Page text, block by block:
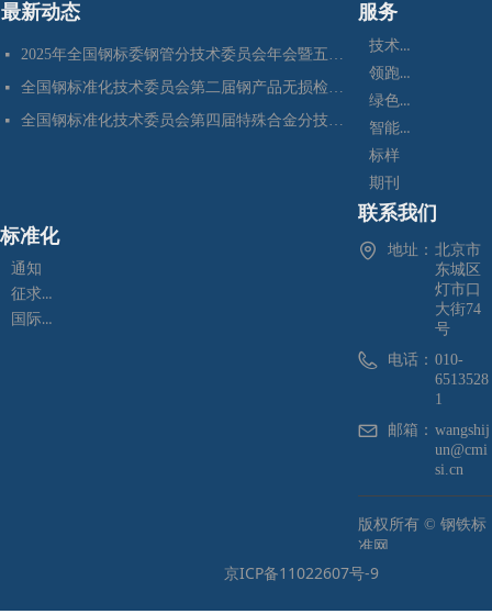
最新动态
넷 2025年全国钢标委钢管分技术委员会年会暨五项国家标准审定会在江苏苏州成功召开
넷 全国钢标准化技术委员会第二届钢产品无损检测分技术委员会换届会暨四项标准审定会在苏州成功召开
넷 全国钢标准化技术委员会第四届特殊合金分技术委员会换届会暨七项标准预审会在昆明顺利召开
服务
技术咨询
领跑者
绿色制造
智能制造
标样
期刊
通知
征求意见
国际标准化
标准化
联系我们
地址： 北京市
东城区
灯市口
大街74
号
电话： 010-
6513528
1
邮箱： wangshij
un@cmi
si.cn
版权所有 © 钢铁标
准网
京ICP备11022607号-9